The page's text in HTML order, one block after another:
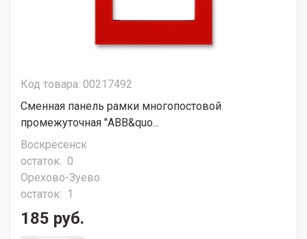
Код товара: 00217492
Сменная панель рамки многопостовой
промежуточная "ABB&quo...
Воскресенск
остаток: 0
Орехово-Зуево
остаток: 1
185 руб.